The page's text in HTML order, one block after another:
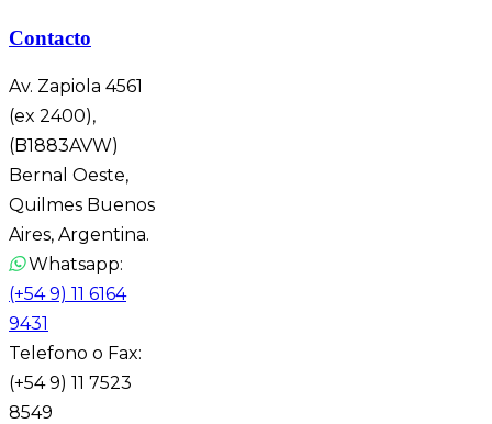
Contacto
Av. Zapiola 4561
(ex 2400),
(B1883AVW)
Bernal Oeste,
Quilmes Buenos
Aires, Argentina.
Whatsapp:
(+54 9) 11 6164
9431
Telefono o Fax:
(+54 9) 11 7523
8549